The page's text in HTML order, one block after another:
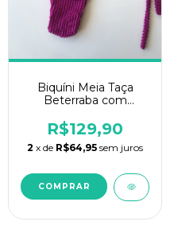
Biquíni Meia Taça
Beterraba com
R$129,90
2 x de R$64,95 sem juros
COMPRAR